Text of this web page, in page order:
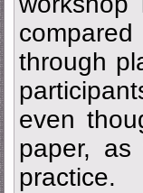
through
even
paper, as
practice.